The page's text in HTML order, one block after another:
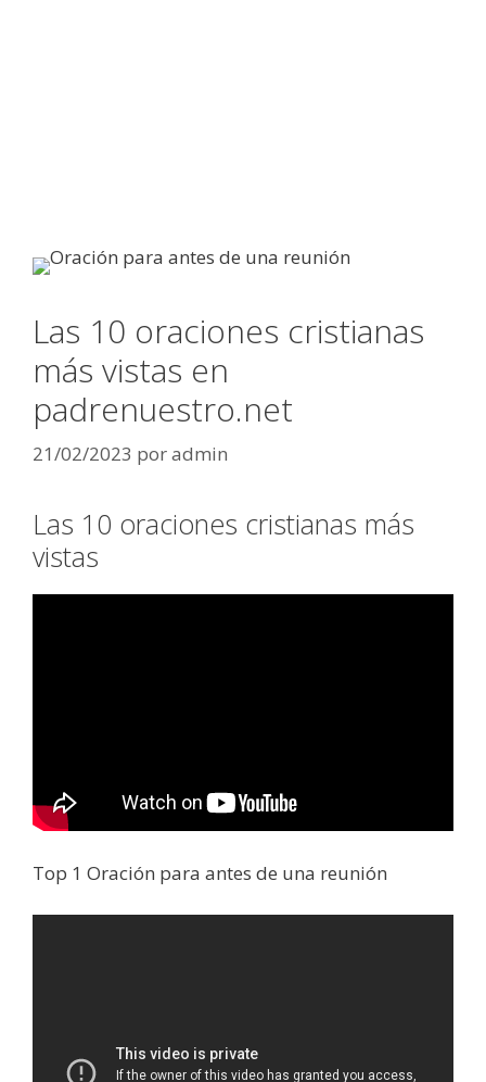
Las 10 oraciones cristianas
más vistas en
padrenuestro.net
21/02/2023 poradmin
Las 10 oraciones cristianas más
vistas
Top 1 Oración para antes de una reunión